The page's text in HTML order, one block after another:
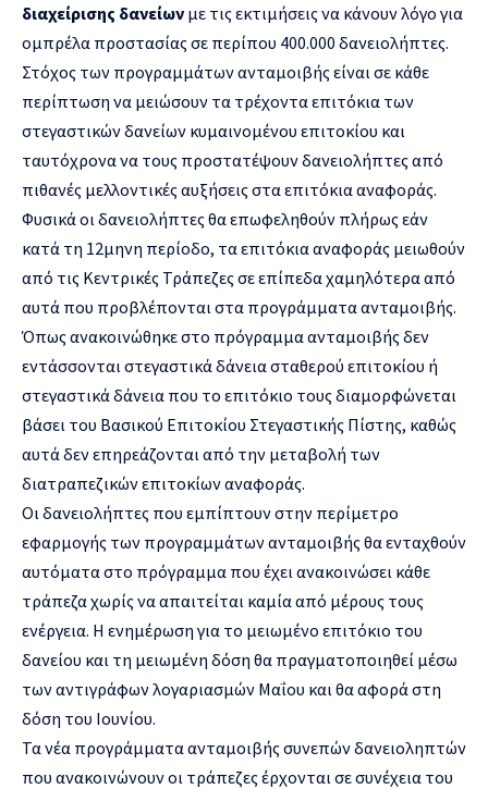
διαχείρισης δανείων με τις εκτιμήσεις να κάνουν λόγο για
ομπρέλα προστασίας σε περίπου 400.000 δανειολήπτες.
Στόχος των προγραμμάτων ανταμοιβής είναι σε κάθε
περίπτωση να μειώσουν τα τρέχοντα επιτόκια των
στεγαστικών δανείων κυμαινομένου επιτοκίου και
ταυτόχρονα να τους προστατέψουν δανειολήπτες από
πιθανές μελλοντικές αυξήσεις στα επιτόκια αναφοράς.
Φυσικά οι δανειολήπτες θα επωφεληθούν πλήρως εάν
κατά τη 12μηνη περίοδο, τα επιτόκια αναφοράς μειωθούν
από τις Κεντρικές Τράπεζες σε επίπεδα χαμηλότερα από
αυτά που προβλέπονται στα προγράμματα ανταμοιβής.
Όπως ανακοινώθηκε στο πρόγραμμα ανταμοιβής δεν
εντάσσονται στεγαστικά δάνεια σταθερού επιτοκίου ή
στεγαστικά δάνεια που το επιτόκιο τους διαμορφώνεται
βάσει του Βασικού Επιτοκίου Στεγαστικής Πίστης, καθώς
αυτά δεν επηρεάζονται από την μεταβολή των
διατραπεζικών επιτοκίων αναφοράς.
Οι δανειολήπτες που εμπίπτουν στην περίμετρο
εφαρμογής των προγραμμάτων ανταμοιβής θα ενταχθούν
αυτόματα στο πρόγραμμα που έχει ανακοινώσει κάθε
τράπεζα χωρίς να απαιτείται καμία από μέρους τους
ενέργεια. Η ενημέρωση για το μειωμένο επιτόκιο του
δανείου και τη μειωμένη δόση θα πραγματοποιηθεί μέσω
των αντιγράφων λογαριασμών Μαΐου και θα αφορά στη
δόση του Ιουνίου.
Τα νέα προγράμματα ανταμοιβής συνεπών δανειοληπτών
που ανακοινώνουν οι τράπεζες έρχονται σε συνέχεια του